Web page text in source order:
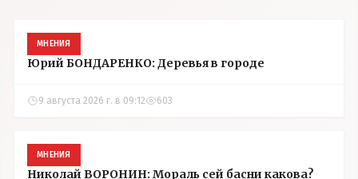
МНЕНИЯ
Юрий БОНДАРЕНКО: Деревья в городе
9 августа 2026 г. в 09:12 603
МНЕНИЯ
Николай ВОРОНИН: Мораль сей басни какова?